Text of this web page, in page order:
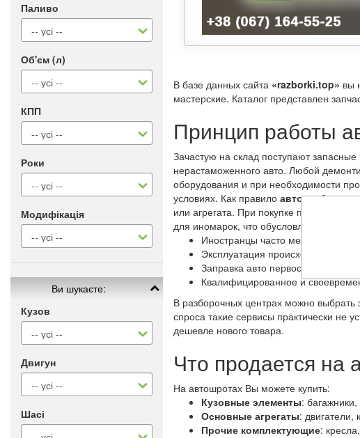
Паливо
Об'єм (л)
КПП
Роки
Модифікація
Ви шукаєте:
Кузов
Двигун
Шасі
В базе данных сайта «razborki.top» вы
мастерские. Каталог представлен
Принцип работы
Зачастую на склад поступают
нерастаможенного авто. Любой
оборудования и при необходимости
условиях. Как правило авторазборки
или агрегата. При покупке
для иномарок, что обусловлено
Иностранцы часто меняют
Эксплуатация происходит на
Заправка авто первосортным
Квалифицированное и
В разборочных центрах можно выбрать
спроса такие сервисы практически не
дешевле нового товара.
Что продается на
На автошротах Вы можете купить:
Кузовные элементы:
Основные агрегаты: двигатели,
Прочие комплектующие: